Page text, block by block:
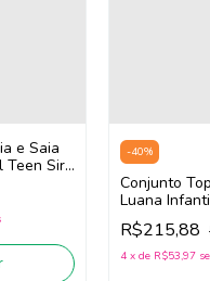
e Saia
Teen Siri
-40%
Conjunto
Luana
Kids Sport
41836/
R$215,88
4 x de R$53,97